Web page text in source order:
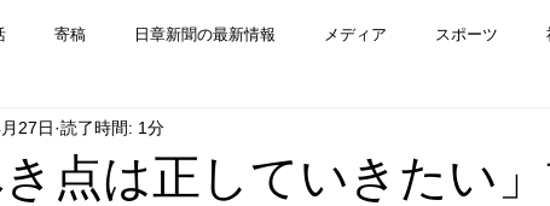
寄稿 日章新聞の最新情報 メディア スポーツ
はやぶさ党 自民党
き点は正していきたい
27日 読了時間: 1分